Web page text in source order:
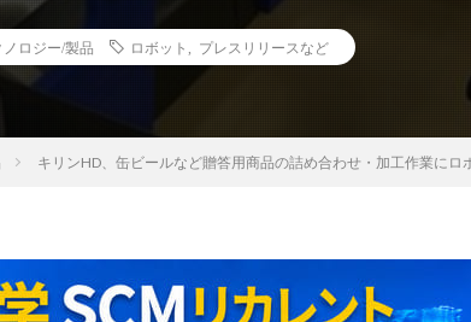
ノロジー/製品 ロボット プレスリリースなど
キリンHD、缶ビールなど贈答用商品の詰め合わせ・加工作業にロ